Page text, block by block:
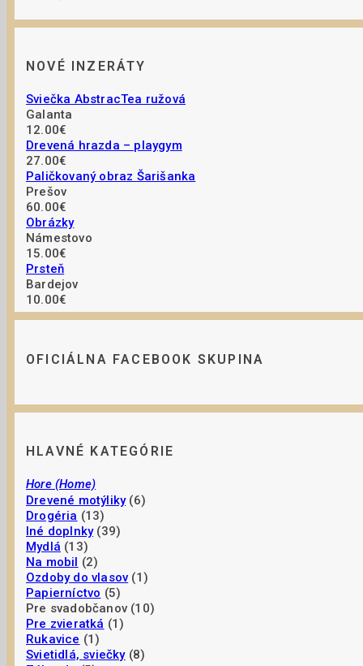
NOVÉ INZERÁTY
Sviečka AbstracTea ružová
Galanta
12.00€
Drevená hrazda – playgym
27.00€
Paličkovaný obraz Šarišanka
Prešov
60.00€
Obrázky
Námestovo
15.00€
Prsteň
Bardejov
10.00€
OFICIÁLNA FACEBOOK SKUPINA
HLAVNÉ KATEGÓRIE
Hore (Home)
Drevené motýliky(6)
Drogéria (13)
Iné doplnky(39)
Mydlá (13)
Na mobil (2)
Ozdoby do vlasov (1)
Papierníctvo (5)
Pre svadobčanov (10)
Pre zvieratká (1)
Rukavice (1)
Svietidlá, sviečky(8)